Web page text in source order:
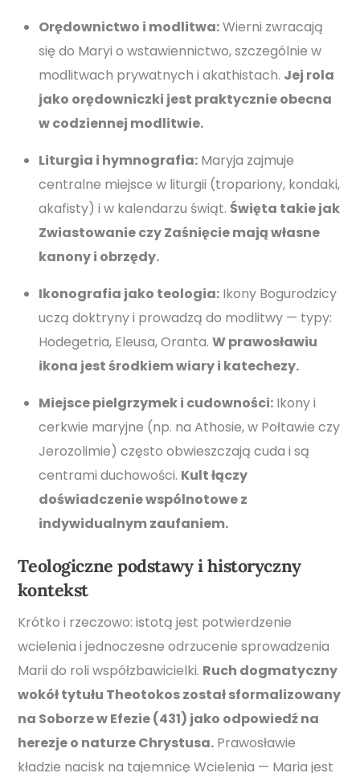
Orędownictwo i modlitwa:Wierni zwracają
się do Maryi o wstawiennictwo, szczególnie w
modlitwach prywatnych i akathistach. Jej rola
jako orędowniczki jest praktycznie obecna
w codziennej modlitwie.
Liturgia i hymnografia: Maryja zajmuje
centralne miejsce w liturgii (tropariony, kondaki,
akafisty) i w kalendarzu świąt. Święta takie jak
Zwiastowanie czy Zaśnięcie mają własne
kanony i obrzędy.
Ikonografia jako teologia: Ikony Bogurodzicy
uczą doktryny i prowadzą do modlitwy — typy:
Hodegetria, Eleusa, Oranta. W prawosławiu
ikona jest środkiem wiary i katechezy.
Miejsce pielgrzymek i cudowności: Ikony i
cerkwie maryjne (np. na Athosie, w Połtawie czy
Jerozolimie) często obwieszczają cuda i są
centrami duchowości. Kult łączy
doświadczenie wspólnotowe z
indywidualnym zaufaniem.
Teologiczne podstawy i historyczny
kontekst
Krótko i rzeczowo: istotą jest potwierdzenie
wcielenia i jednoczesne odrzucenie sprowadzenia
Marii do roli współzbawicielki. Ruch dogmatyczny
wokół tytułu Theotokos został sformalizowany
na Soborze w Efezie (431) jako odpowiedź na
herezje o naturze Chrystusa. Prawosławie
kładzie nacisk na tajemnicę Wcielenia — Maria jest